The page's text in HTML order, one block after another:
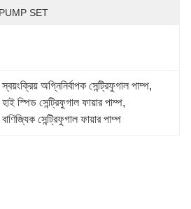
SET
স্বয়ংক্রিয় অগ্নিনির্বাপক সেন্ট্রিফুগাল পাম্প,
হাই স্পিড সেন্ট্রিফুগাল ফায়ার পাম্প,
বাণিজ্যিক সেন্ট্রিফুগাল ফায়ার পাম্প